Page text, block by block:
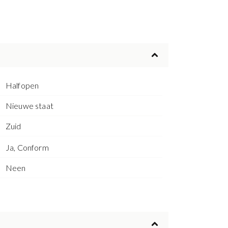
Halfopen
Nieuwe staat
Zuid
Ja, Conform
Neen